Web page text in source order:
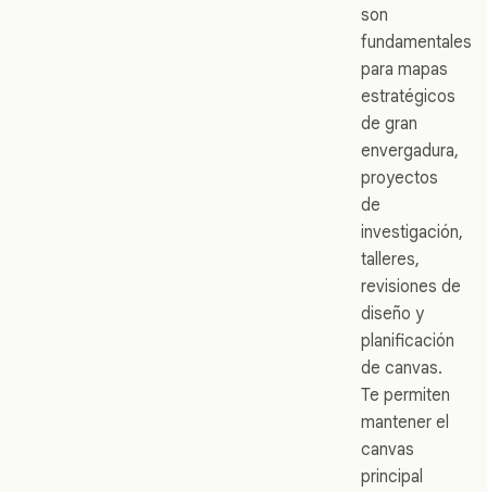
son
fundamentales
para mapas
estratégicos
de gran
envergadura,
proyectos
de
investigación,
talleres,
revisiones de
diseño y
planificación
de canvas.
Te permiten
mantener el
canvas
principal